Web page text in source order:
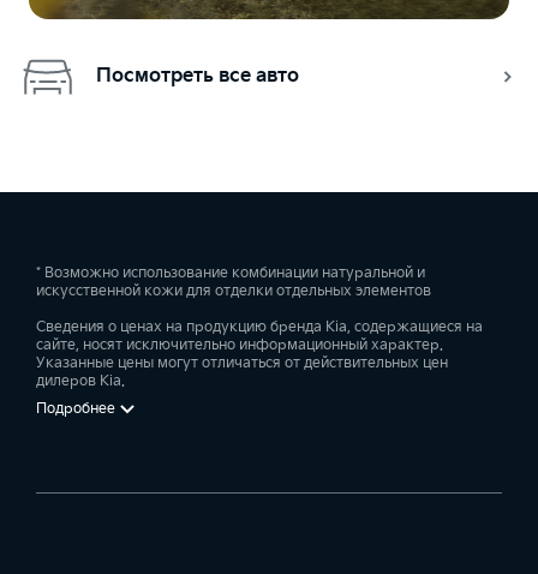
Посмотреть все авто
* Возможно использование комбинации натуральной и
искусственной кожи для отделки отдельных элементов
Сведения о ценах на продукцию бренда Kia, содержащиеся на
сайте, носят исключительно информационный характер.
Указанные цены могут отличаться от действительных цен
дилеров Kia.
Подробнее